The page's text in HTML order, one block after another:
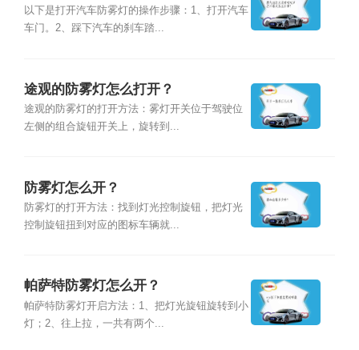
以下是打开汽车防雾灯的操作步骤：1、打开汽车
车门。2、踩下汽车的刹车踏...
途观的防雾灯怎么打开？
途观的防雾灯的打开方法：雾灯开关位于驾驶位
左侧的组合旋钮开关上，旋转到...
防雾灯怎么开？
防雾灯的打开方法：找到灯光控制旋钮，把灯光
控制旋钮扭到对应的图标车辆就...
帕萨特防雾灯怎么开？
帕萨特防雾灯开启方法：1、把灯光旋钮旋转到小
灯；2、往上拉，一共有两个...